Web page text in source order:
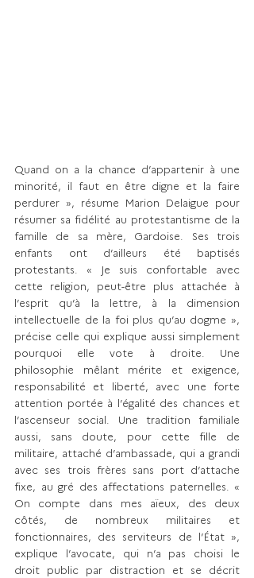
Quand on a la chance d’appartenir à une
mi­norité, il faut en être digne et la faire
perdurer », résume Marion Delaigue pour
résumer sa fidélité au protestantisme de la
famille de sa mère, Gardoise. Ses trois
enfants ont d’ailleurs été baptisés
protestants. « Je suis confortable avec
cette religion, peut-être plus attachée à
l’esprit qu’à la lettre, à la dimension
intellectuelle de la foi plus qu’au dogme »,
précise celle qui explique aussi simplement
pourquoi elle vote à droite. Une
philosophie mêlant mérite et exigence,
responsabilité et liberté, avec une forte
attention portée à l’égalité des chances et
l’ascenseur social. Une tradition familiale
aussi, sans doute, pour cette fille de
militaire, attaché d’ambassade, qui a grandi
avec ses trois frères sans port d’attache
fixe, au gré des affectations paternelles. «
On compte dans mes aïeux, des deux
côtés, de nombreux militaires et
fonctionnaires, des serviteurs de l’État »,
explique l’avocate, qui n’a pas choisi le
droit public par distraction et se décrit